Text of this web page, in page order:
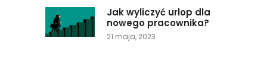
Jak wyliczyć urlop dla
nowego pracownika?
21 maja, 2023